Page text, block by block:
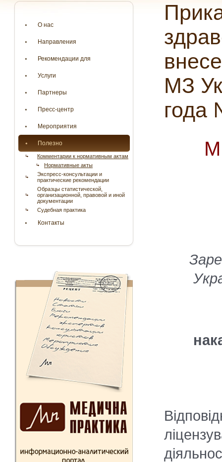
О нас
Направления
Рекомендации для
Услуги
Партнеры
Пресс-центр
Мероприятия
Полезно
Комментарии к нормативным актам
Нормативные акты
Экспресс-консультации и
практические рекомендации
Образцы статистической,
организационной, правовой и иной
документации
Судебная практика
Контакты
Приказ Министерства
МЗ
года